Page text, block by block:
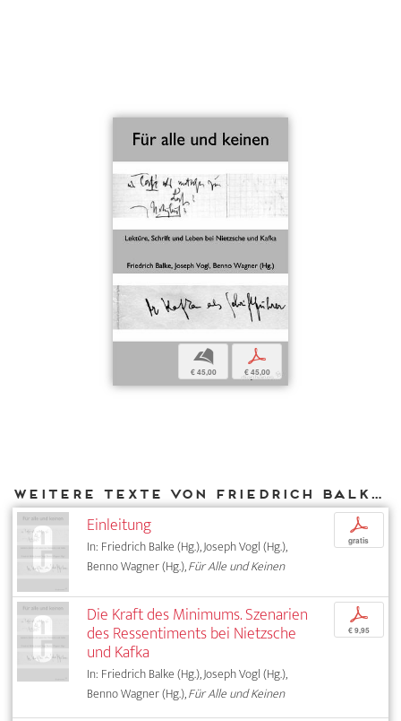
b
€ 45,00
p
€ 45,00
Weitere Texte von Friedrich Balke bei DIAPHANES
Einleitung
In: Friedrich Balke (Hg.), Joseph Vogl (Hg.),
Benno Wagner (Hg.),Für Alle und Keinen
p
gratis
Die Kraft des Minimums. Szenarien
des Ressentiments bei Nietzsche
und Kafka
In: Friedrich Balke (Hg.), Joseph Vogl (Hg.),
Benno Wagner (Hg.),Für Alle und Keinen
p
€ 9,95